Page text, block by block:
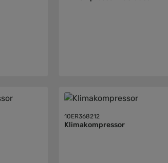
10ER368212
Klimakompressor